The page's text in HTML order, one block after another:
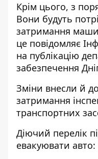
Крім цього, з
Вони будуть
затримання
це повідомляє
на публікацію
забезпечення
Зміни внесли й до
затримання
транспортних
Діючий перелік
евакуювати авто: